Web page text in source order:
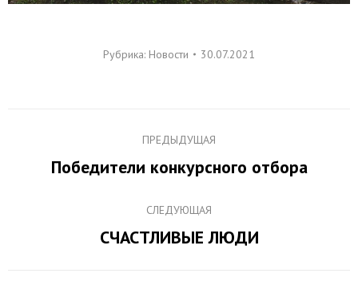
Рубрика: Новости 30.07.2021
ПРЕДЫДУЩАЯ
Предыдущая
Победители конкурсного отбора
СЛЕДУЮЩАЯ
Следующая
СЧАСТЛИВЫЕ ЛЮДИ